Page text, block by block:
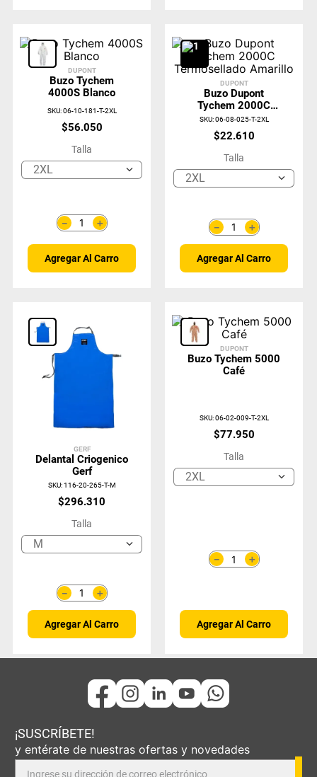
DUPONT
Buzo Tychem
4000S Blanco
SKU:06-10-181-T-2XL
$56.050
Talla
2XL
＋
－
Agregar Al Carro
DUPONT
Buzo Dupont
Tychem 2000C
Termosellado
Amarillo
SKU:06-08-025-T-2XL
$22.610
Talla
2XL
＋
－
Agregar Al Carro
GERF
Delantal Criogenico
Gerf
SKU:116-20-265-T-M
$296.310
Talla
M
＋
－
Agregar Al Carro
DUPONT
Buzo Tychem 5000
Café
SKU:06-02-009-T-2XL
$77.950
Talla
2XL
＋
－
Agregar Al Carro
¡SUSCRÍBETE!
y entérate de nuestras ofertas y novedades